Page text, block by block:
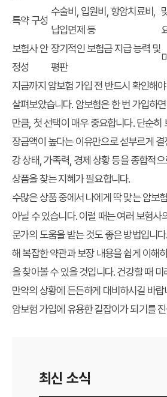
특약 구성
수술비, 입원비, 항암치료비,
납입면제 등
보험사 안
정성
장기적인 보험금 지급 능력 및
평판
지금까지 암보험 가입 전 반드시 확인해
살펴보았습니다. 암보험은 한 번 가입하
만큼, 첫 선택이 매우 중요합니다. 단순히
장금액이 높다는 이유만으로 섣부르게
강 상태, 가족력, 경제 상황 등을 종합적
상품을 찾는 지혜가 필요합니다.
수많은 상품 중에서 나에게 딱 맞는 암보
아닐 수 있습니다. 이럴 때는 여러 보험사
문가의 도움을 받는 것도 좋은 방법입니
해 복잡한 약관과 보장 내용을 쉽게 이해
을 찾아볼 수 있을 것입니다. 건강할 때
만약의 상황에 든든하게 대비하시길 바랍
암보험 가입에 유용한 길잡이가 되기를
최신 소식